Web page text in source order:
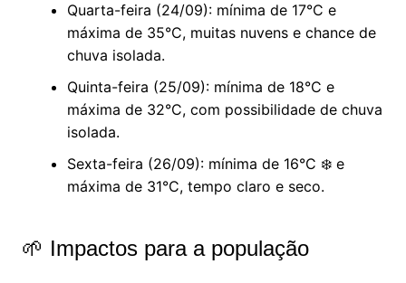
Quarta-feira (24/09): mínima de 17°C e
máxima de 35°C, muitas nuvens e chance de
chuva isolada.
Quinta-feira (25/09): mínima de 18°C e
máxima de 32°C, com possibilidade de chuva
isolada.
Sexta-feira (26/09): mínima de 16°C ❄️ e
máxima de 31°C, tempo claro e seco.
🌱 Impactos para a população